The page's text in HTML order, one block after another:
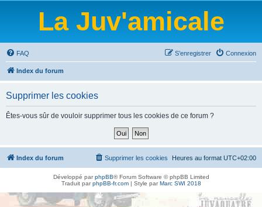
La Juv'amicale
FAQ Connexion
S’enregistrer
Index du forum
Supprimer les cookies
Êtes-vous sûr de vouloir supprimer tous les cookies de ce forum ?
Index du forum Heures au format UTC+02:00
Supprimer les cookies
Développé parphpBB® Forum Software © phpBB Limited
Traduit parphpBB-fr.com| Style parMarc SWI 2018